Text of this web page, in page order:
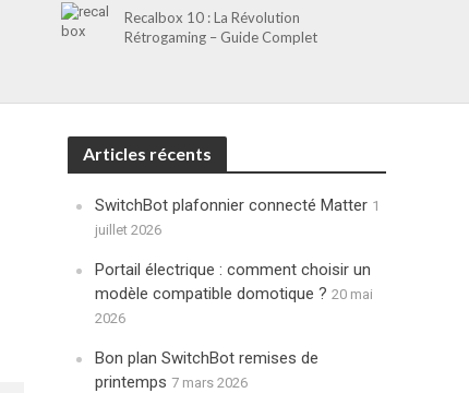
Recalbox 10 : La Révolution
Rétrogaming – Guide Complet
Articles récents
SwitchBot plafonnier connecté Matter 1
juillet 2026
Portail électrique : comment choisir un
modèle compatible domotique ? 20 mai
2026
Bon plan SwitchBot remises de
printemps 7 mars 2026